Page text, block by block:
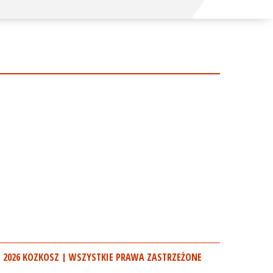
KOZKOSZ | WSZYSTKIE PRAWA ZASTRZEŻONE